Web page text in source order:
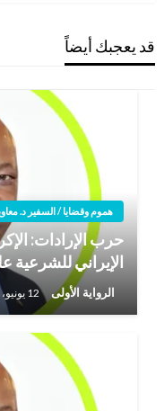
قد يعجبك أيضاً
هموم وقضايا / السفير د.
حرب الإرادات:
الإيراني للشرعية
الرواية الأولى 12 يونيو، 2026